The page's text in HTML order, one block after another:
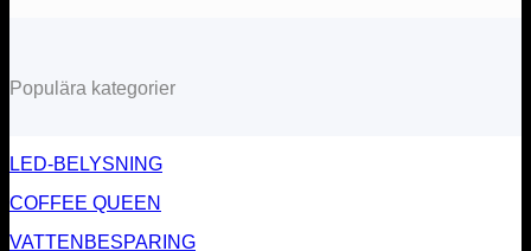
Populära kategorier
LED-BELYSNING
COFFEE QUEEN
VATTENBESPARING